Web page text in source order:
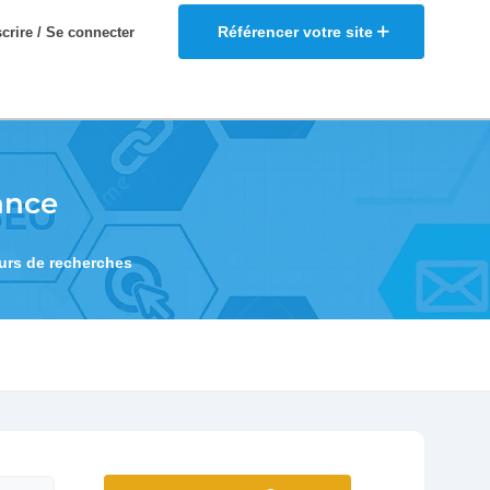
Référencer votre site
/ Se connecter
de recherches